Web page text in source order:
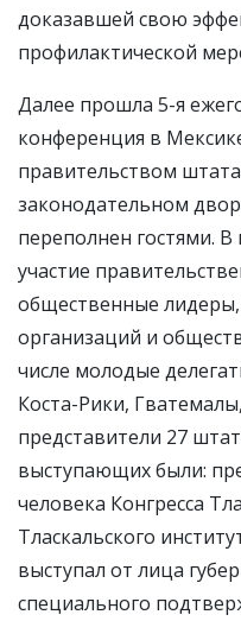
доказавшей свою
профилактической
Далее прошла 5-я
конференция в
правительством
законодательном
переполнен гостями.
участие
общественные
организаций и
числе молодые
Коста-Рики,
представители 27
выступающих были:
человека Конгресса
Тласкальского
выступал от лица
специального